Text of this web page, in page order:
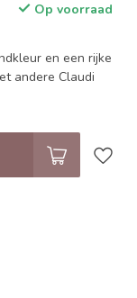
Op voorraad
en een rijke
andere Claudi